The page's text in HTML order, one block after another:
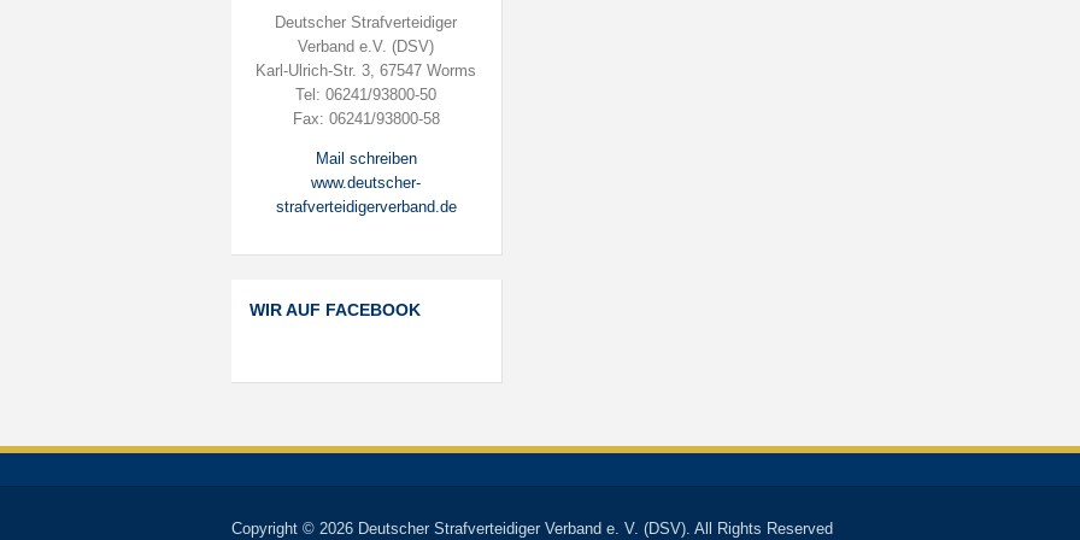
Deutscher Strafverteidiger
Verband e.V. (DSV)
Karl-Ulrich-Str. 3, 67547 Worms
Tel: 06241/93800-50
Fax: 06241/93800-58
Mail schreiben
www.deutscher-
strafverteidigerverband.de
WIR AUF FACEBOOK
Copyright © 2026 Deutscher Strafverteidiger Verband e. V. (DSV). All Rights Reserved